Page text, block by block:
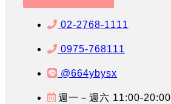
02-2768-1111
0975-768111
@664ybysx
週一－週六 11:00-20:00